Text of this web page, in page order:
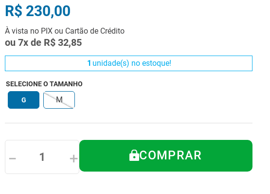
R$ 230,00
À vista no PIX ou Cartão de Crédito
ou7x de R$ 32,85
1 unidade(s) no estoque!
SELECIONE O TAMANHO
G M
＋
－ COMPRAR